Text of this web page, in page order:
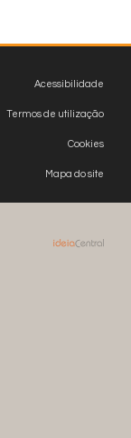
Acessibilidade
Termos de utilização
Cookies
Mapa do site